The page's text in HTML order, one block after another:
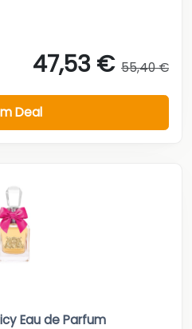
47,53 € 55,40 €
Deal
Eau de Parfum